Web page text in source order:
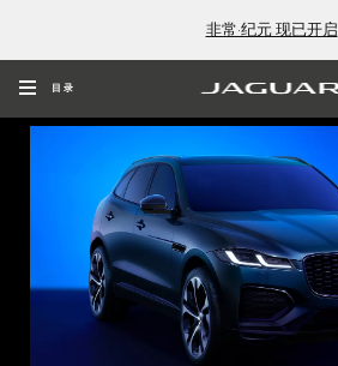
非常·纪元 现已开启
目录
捷豹F-PACE